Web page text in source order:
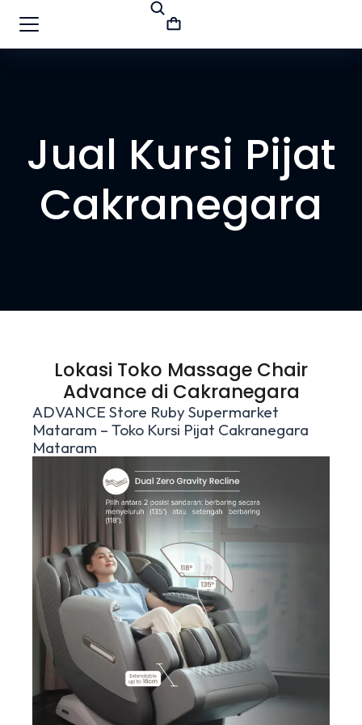
Jual Kursi Pijat
Cakranegara
Lokasi Toko Massage Chair
Advance di Cakranegara
ADVANCE Store Ruby Supermarket
Mataram – Toko Kursi Pijat Cakranegara
Mataram